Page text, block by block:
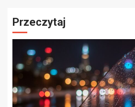
Przeczytaj